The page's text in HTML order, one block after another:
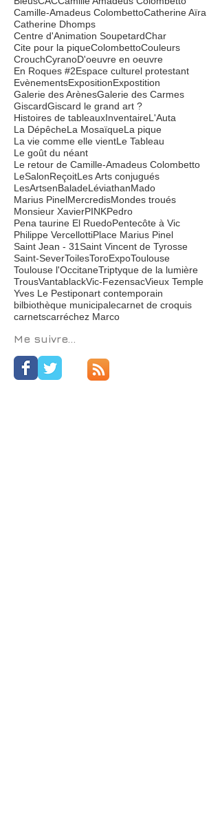
Liste de Tags
22 novembre40André MartelAtelierBM
BeaudelaireBibliothèque municipale
BleusCACCamille Amadeus Colombetto
Camille-Amadeus ColombettoCatherine Aïra
Catherine Dhomps
Centre d'Animation Soupetard
Cite pour la piqueColombettoCouleurs
CrouchCyranoD'oeuvre en oeuvre
En Roques #2 Espace culturel protestant
EvènementsExposition
Galerie des ArènesGalerie des Carmes
GiscardGiscard le grand art ?
Histoires de tableauxInventaireL'Auta
La DépêcheLa MosaïqueLa pique
La vie comme elle vientLe Tableau
Le goût du néant
Le retour de Camille-Amadeus Colombetto
LeSalonReçoitLes Arts conjugués
LesArtsenBaladeLéviathanMado
Marius PinelMercredisMondes troués
Monsieur XavierPINKPedro
Pena taurine El RuedoPentecôte à Vic
Philippe VercellottiPlace Marius Pinel
Saint Jean - 31Saint Vincent de Tyrosse
Toulouse l'Occitane
TrousVantablack
Yves Le Pestipon
art contemporain
bilbiothèque municipale